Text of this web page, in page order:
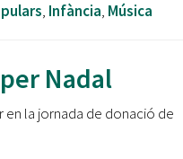
, Infància, Música
Nadal
la jornada de donació de